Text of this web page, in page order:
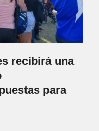
recibirá una
para